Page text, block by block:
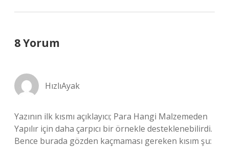
8 Yorum
HızlıAyak
Yazının ilk kısmı açıklayıcı; Para Hangi Malzemeden
Yapılır için daha çarpıcı bir örnekle desteklenebilirdi.
Bence burada gözden kaçmaması gereken kısım şu: